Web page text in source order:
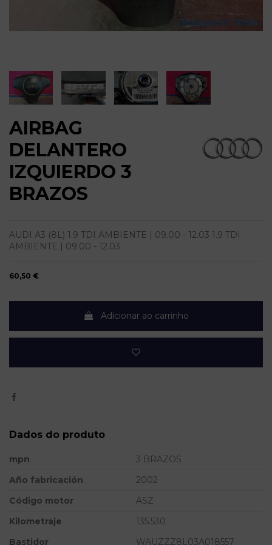
AIRBAG
DELANTERO
IZQUIERDO 3
BRAZOS
AUDI A3 (8L) 1.9 TDI AMBIENTE | 09.00 - 12.03 1.9 TDI
AMBIENTE | 09.00 - 12.03
60,50 €
Adicionar ao carrinho
Dados do produto
mpn
3 BRAZOS
Año fabricación
2002
Código motor
ASZ
Kilometraje
135.530
Bastidor
WAUZZZ8L03A018557